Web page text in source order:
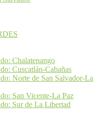
Chalatenango
Cuscatlán-Cabañas
Norte de San Salvador-La
San Vicente-La Paz
Sur de La Libertad